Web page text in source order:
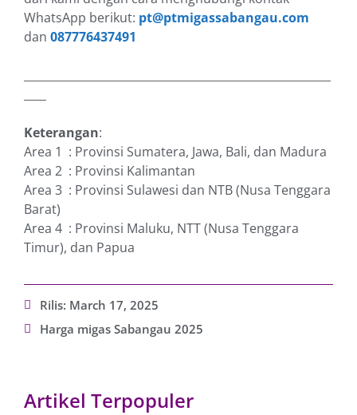
WhatsApp berikut: pt@ptmigassabangau.com
dan 087776437491
Keterangan:
Area 1 : Provinsi Sumatera, Jawa, Bali, dan Madura
Area 2 : Provinsi Kalimantan
Area 3 : Provinsi Sulawesi dan NTB (Nusa Tenggara
Barat)
Area 4 : Provinsi Maluku, NTT (Nusa Tenggara
Timur), dan Papua
Rilis: March 17, 2025
Harga migas Sabangau 2025
Artikel Terpopuler